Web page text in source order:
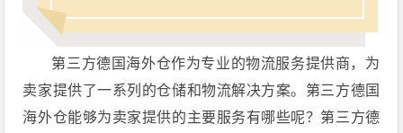
第三方德国海外仓作为专业的物流服务提供商，为
卖家提供了一系列的仓储和物流解决方案。第三方德国
海外仓能够为卖家提供的主要服务有哪些呢？第三方德